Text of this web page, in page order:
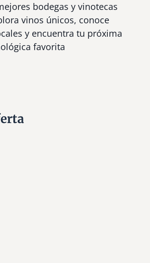
bodegas y vinotecas
vinos únicos, conoce
y encuentra tu próxima
favorita